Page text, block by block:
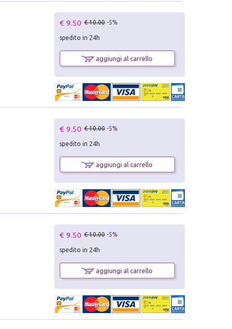
€ 9.50 € 10.00 -5%
spedito in 24h
aggiungi al carrello
€ 9.50 € 10.00 -5%
spedito in 24h
aggiungi al carrello
€ 9.50 € 10.00 -5%
spedito in 24h
aggiungi al carrello